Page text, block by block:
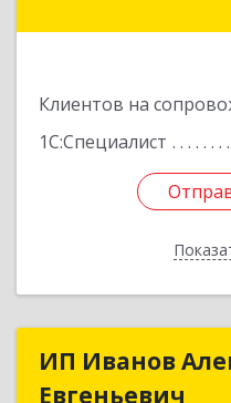
Клиентов на
1С:Специалист
ИП Иванов
Евгеньевич
ИП